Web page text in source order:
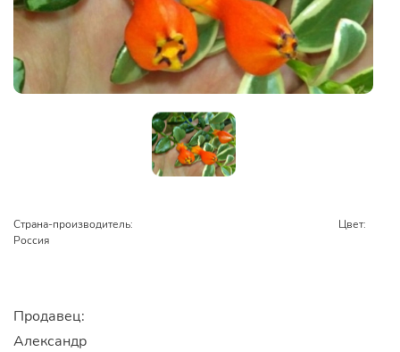
Страна-производитель:
Россия
Цвет:
Продавец:
Александр